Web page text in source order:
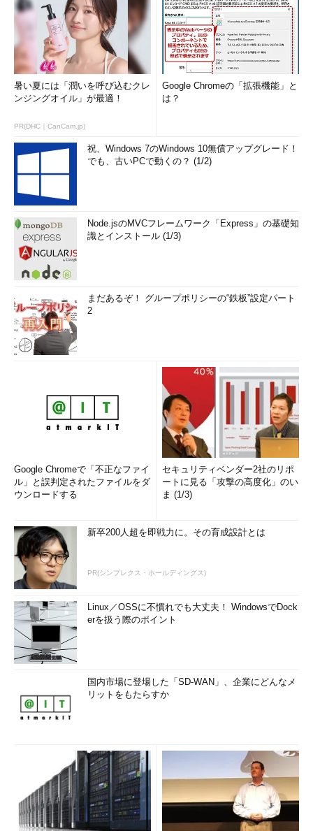
暑い夏には「潤いを呼び込むクレ
ンジングオイル」が最適！
PR(DHC｜CanCam.jp)
Google Chromeの「拡張機能」と
は？
祝、Windows 7のWindows 10無償アップグレード！
でも、古いPCで動くの？ (1/2)
Node.jsのMVCフレームワーク「Express」の基礎知
識とインストール (1/3)
まだあるぞ！ グループポリシーの“鉄板”設定パート
2
Google Chromeで「不正なファイ
ル」と誤判定されたファイルをダ
ウンロードする
セキュリティベンダー2社のリポ
ートに見る「攻撃の高度化」のい
ま (1/3)
新卒200人超を即戦力に。その育成設計とは
PR(シンプレクス・ホールディングス)
Linux／OSSに不慣れでも大丈夫！ WindowsでDock
erを扱う際のポイント
国内市場に登場した「SD-WAN」、企業にどんなメ
リットをもたらすか